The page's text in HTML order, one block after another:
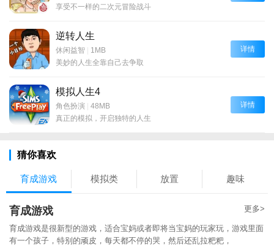
享受不一样的二次元冒险战斗
逆转人生
休闲益智 | 1MB
美妙的人生全靠自己去争取
详情
模拟人生4
角色扮演 | 48MB
真正的模拟，开启独特的人生
详情
猜你喜欢
育成游戏 模拟类 放置 趣味
育成游戏 更多>
育成游戏是很新型的游戏，适合宝妈或者即将当宝妈的玩家玩，游戏里面
有一个孩子，特别的顽皮，每天都不停的哭，然后还乱拉粑粑，